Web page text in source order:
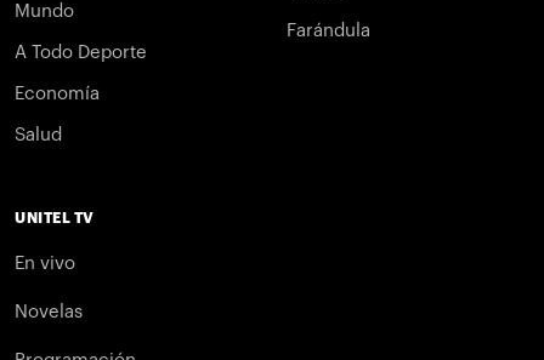
Mundo
A Todo Deporte
Economía
Salud
Farándula
UNITEL TV
En vivo
Novelas